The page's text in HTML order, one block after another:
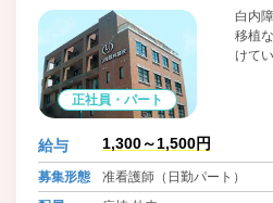
正社員・パート
白内
移植
けて
給与 1,300～1,500円
募集形態
准看護師（日勤パート）